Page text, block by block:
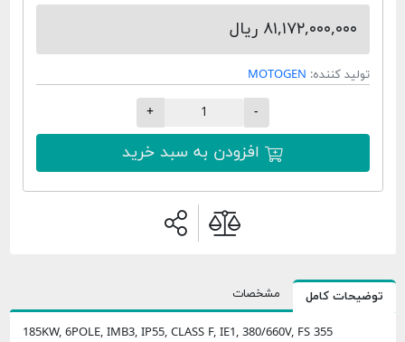
۸۱,۱۷۲,۰۰۰,۰۰۰ ریال
تولید کننده: MOTOGEN
افزودن به سبد خرید
کامل مشخصات
185KW, 6POLE, IMB3, IP55, CLASS F, IE1, 380/660V, FS 355